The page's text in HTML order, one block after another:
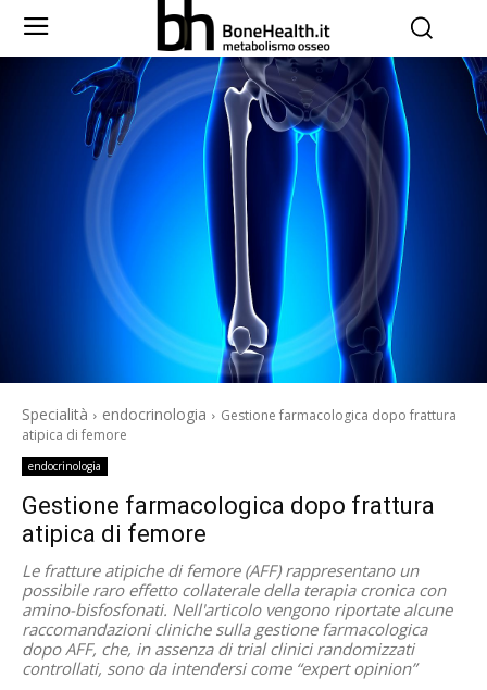
Specialità endocrinologia
Gestione farmacologica dopo frattura
atipica di femore
endocrinologia
Gestione farmacologica dopo frattura
atipica di femore
Le fratture atipiche di femore (AFF) rappresentano un
possibile raro effetto collaterale della terapia cronica con
amino-bisfosfonati. Nell'articolo vengono riportate alcune
raccomandazioni cliniche sulla gestione farmacologica
dopo AFF, che, in assenza di trial clinici randomizzati
controllati, sono da intendersi come “expert opinion”